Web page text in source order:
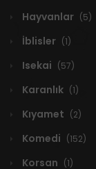
Hayvanlar (5)
İblisler (1)
Isekai (57)
Karanlık (1)
Kıyamet (2)
Komedi (152)
Korsan (1)